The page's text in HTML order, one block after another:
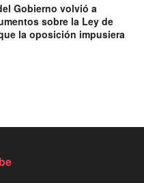
Gobierno volvió a
sobre la Ley de
la oposición impusiera